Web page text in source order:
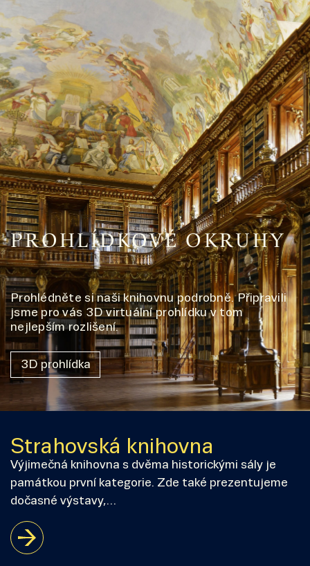
PROHLÍDKOVÉ OKRUHY
Prohlédněte si naši knihovnu podrobně. Připravili
jsme pro vás 3D virtuální prohlídku v tom
nejlepším rozlišení.
3D prohlídka
Strahovská knihovna
Výjimečná knihovna s dvěma historickými sály je
památkou první kategorie. Zde také prezentujeme
dočasné výstavy,…